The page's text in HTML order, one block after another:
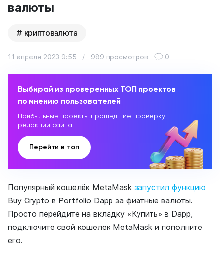
валюты
криптовалюта
11 апреля 2023 9:55 / 989 просмотров 0
Выбирай из проверенных ТОП проектов
по мнению пользователей
Прибыльные проекты прошедшие проверку
редакции сайта
Перейти в топ
Популярный кошелёк MetaMask запустил функцию
Buy Crypto в Portfolio Dapp за фиатные валюты.
Просто перейдите на вкладку «Купить» в Dapp,
подключите свой кошелек MetaMask и пополните
его.